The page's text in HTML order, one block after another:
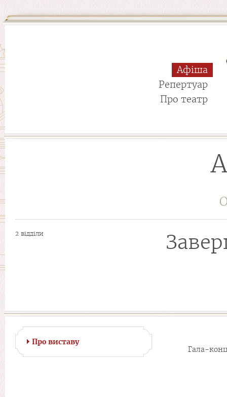
Афіша
Репертуар
Про театр
2 відділи
Про виставу
Гала-